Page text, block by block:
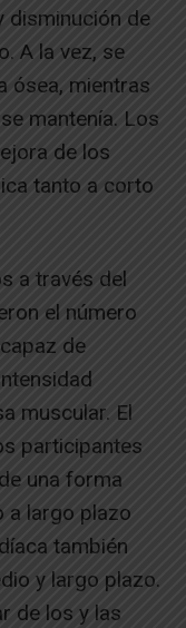
disminución de
A la vez, se
ósea, mientras
mantenía. Los
de los
tanto a corto
a través del
el número
de
muscular. El
participantes
una forma
a largo plazo
también
y largo plazo.
de los y las